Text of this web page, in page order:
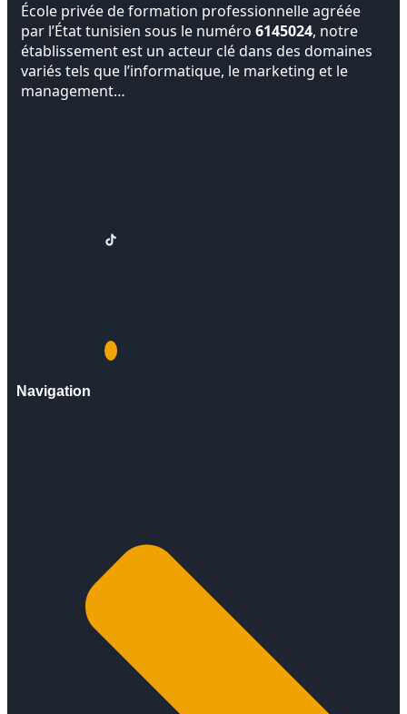
École privée de formation professionnelle agréée
par l’État tunisien sous le numéro 6145024, notre
établissement est un acteur clé dans des domaines
variés tels que l’informatique, le marketing et le
management…
Navigation